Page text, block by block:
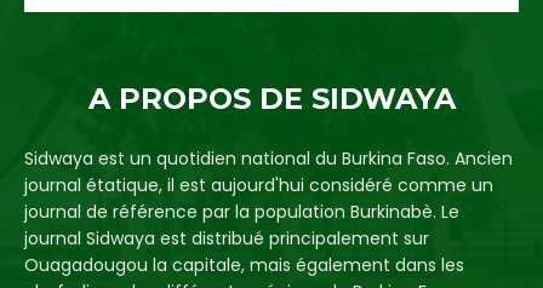
A PROPOS DE SIDWAYA
Sidwaya est un quotidien national du Burkina Faso. Ancien
journal étatique, il est aujourd'hui considéré comme un
journal de référence par la population Burkinabè. Le
journal Sidwaya est distribué principalement sur
Ouagadougou la capitale, mais également dans les